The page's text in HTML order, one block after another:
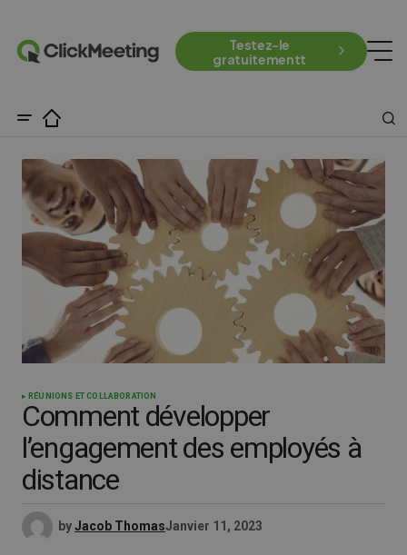
Testez-le
gratuitementt
RÉUNIONS ET COLLABORATION
Comment développer
l’engagement des employés à
distance
byJacob ThomasJanvier 11, 2023